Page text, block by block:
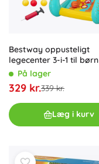
Bestway oppusteligt
legecenter 3-i-1 til
basketball, fodbold og
målskive 127 × 109 ×
På lager
329 kr.339 kr.
Læg i kurv